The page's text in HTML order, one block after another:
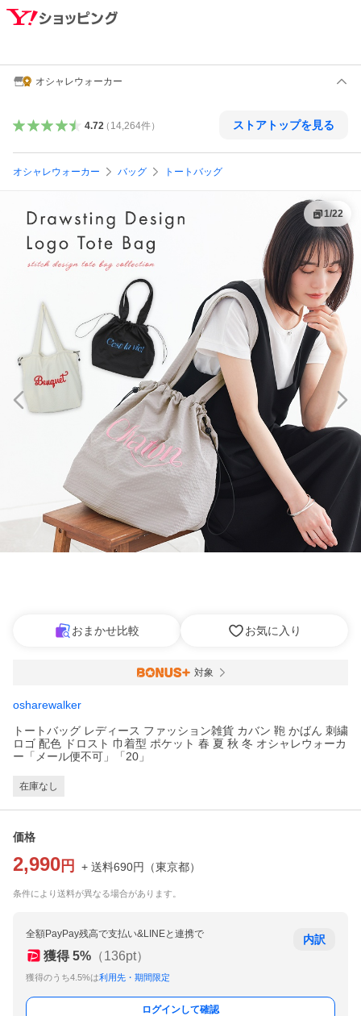
オシャレウォーカー
4.72（ 14,264件） ストアトップを見る
オシャレウォーカー バッグ トートバッグ
1/22
おまかせ比較 お気に入り
対象
osharewalker
トートバッグ レディース ファッション雑貨 カバン 鞄 かばん 刺繍
ロゴ 配色 ドロスト 巾着型 ポケット 春 夏 秋 冬 オシャレウォーカ
ー「メール便不可」「20」
在庫なし
価格
2,990 円 + 送料690円 （東京都）
条件により送料が異なる場合があります。
全額PayPay残高で支払い&LINEと連携で
獲得 5% （136pt）
獲得のうち4.5%は利用先・期間限定
内訳
ログインして確認